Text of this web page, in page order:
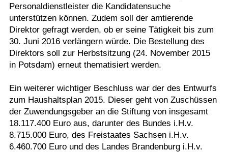
Personaldienstleister die Kandidatensuche
unterstützen können. Zudem soll der amtierende
Direktor gefragt werden, ob er seine Tätigkeit bis zum
30. Juni 2016 verlängern würde. Die Bestellung des
Direktors soll zur Herbstsitzung (24. November 2015
in Potsdam) erneut thematisiert werden.
Ein weiterer wichtiger Beschluss war der des Entwurfs
zum Haushaltsplan 2015. Dieser geht von Zuschüssen
der Zuwendungsgeber an die Stiftung von insgesamt
18.117.400 Euro aus, darunter des Bundes i.H.v.
8.715.000 Euro, des Freistaates Sachsen i.H.v.
6.460.700 Euro und des Landes Brandenburg i.H.v.